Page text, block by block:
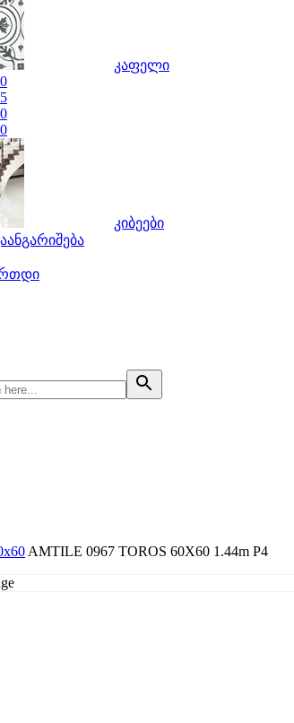
კაფელი
კიბეები
AMTILE 0967 TOROS 60X60 1.44m P4